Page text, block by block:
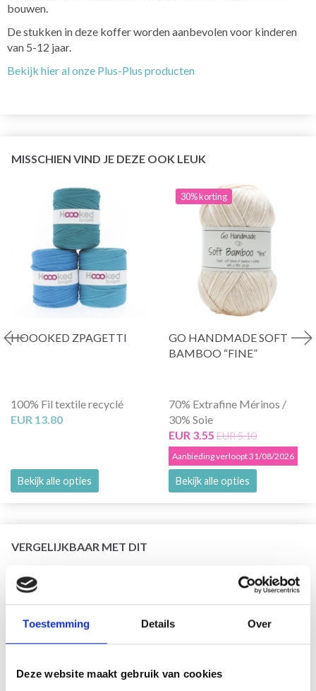
Toestemming Details Over
Deze website maakt gebruik van cookies
bouwen.
De stukken in deze koffer worden aanbevolen voor kinderen
van 5-12 jaar.
Bekijk hier al onze Plus-Plus producten
MISSCHIEN VIND JE DEZE OOK LEUK
HOOOKED ZPAGETTI
100% Fil textile recyclé
EUR 13.80
Bekijk alle opties
30% korting
GO HANDMADE SOFT
BAMBOO “FINE”
70% Extrafine Mérinos /
30% Soie
EUR 3.55 EUR 5.10
Aanbieding verloopt 31/08/2026
Bekijk alle opties
VERGELIJKBAAR MET DIT
30% korting